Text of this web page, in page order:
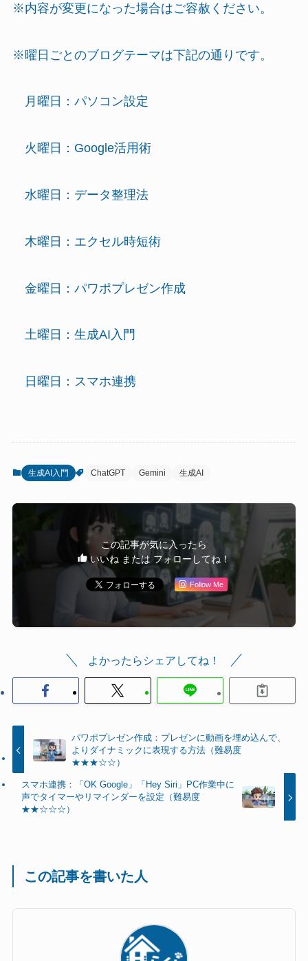
※内容が変更になった場合はご容赦ください。
※曜日ごとのブログテーマは下記の通りです。
月曜日：パソコン設定
火曜日：Google活用術
水曜日：データ整理法
木曜日：エクセル時短術
金曜日：パワポプレゼン作成
土曜日：生成AI入門
日曜日：スマホ連携
生成AI入門 ChatGPT Gemini 生成AI
この記事が気に入ったら
いいね または フォローしてね！
Follow Me
よかったらシェアしてね！
パワポプレゼン作成：プレゼンに動画を埋め込んで、
よりダイナミックに表現する方法（難易度
★★★☆☆）
スマホ連携：「OK Google」「Hey Siri」PC作業中に
声でタイマーやリマインダーを設定（難易度
★★☆☆☆）
この記事を書いた人